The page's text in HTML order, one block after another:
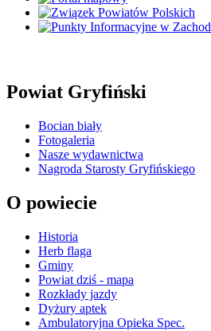
Powiat Gryfiński
Bocian biały
Fotogaleria
Nasze wydawnictwa
Nagroda Starosty Gryfińskiego
O powiecie
Historia
Herb flaga
Gminy
Powiat dziś - mapa
Rozkłady jazdy
Dyżury aptek
Ambulatoryjna Opieka Spec.